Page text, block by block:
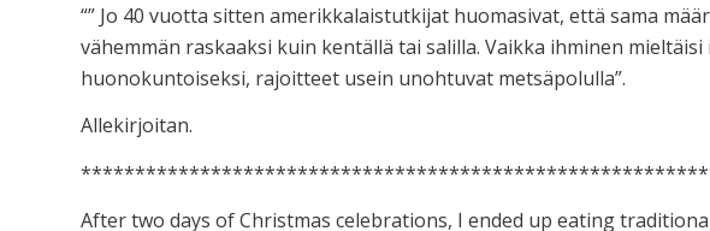
“” Jo 40 vuotta sitten amerikkalaistutkijat huomasivat, että sama
vähemmän raskaaksi kuin kentällä tai salilla. Vaikka ihminen
huonokuntoiseksi, rajoitteet usein unohtuvat metsäpolulla”.
Allekirjoitan.
After two days of Christmas celebrations, I ended up eating